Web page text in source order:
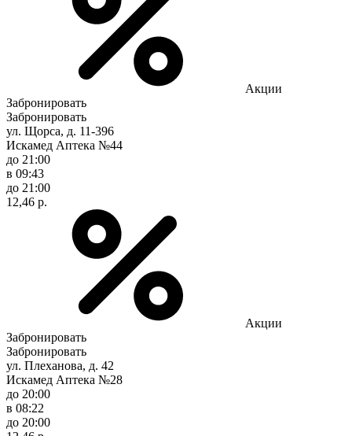
Акции
Забронировать
Забронировать
ул. Щорса, д. 11-396
Искамед Аптека №44
до 21:00
в 09:43
до 21:00
12,46 р.
Акции
Забронировать
Забронировать
ул. Плеханова, д. 42
Искамед Аптека №28
до 20:00
в 08:22
до 20:00